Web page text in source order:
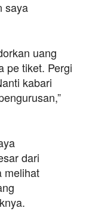
saya
uang
pe tiket. Pergi
kabari
dari
melihat